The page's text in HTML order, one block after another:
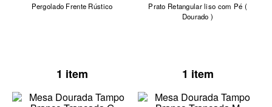
Pergolado Frente Rústico
1 item
Prato Retangular liso com Pé (
Dourado )
1 item